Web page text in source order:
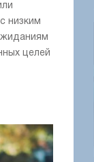
низким
целей